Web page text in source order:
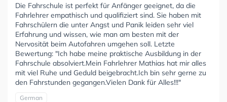
Die Fahrschule ist perfekt für Anfänger geeignet, da die
Fahrlehrer empathisch und qualifiziert sind. Sie haben mit
Fahrschülern die unter Angst und Panik leiden sehr viel
Erfahrung und wissen, wie man am besten mit der
Nervosität beim Autofahren umgehen soll. Letzte
Bewertung: "Ich habe meine praktische Ausbildung in der
Fahrschule absolviert.Mein Fahrlehrer Mathias hat mir alles
mit viel Ruhe und Geduld beigebracht.Ich bin sehr gerne zu
den Fahrstunden gegangen.Vielen Dank für Alles!!!"
German